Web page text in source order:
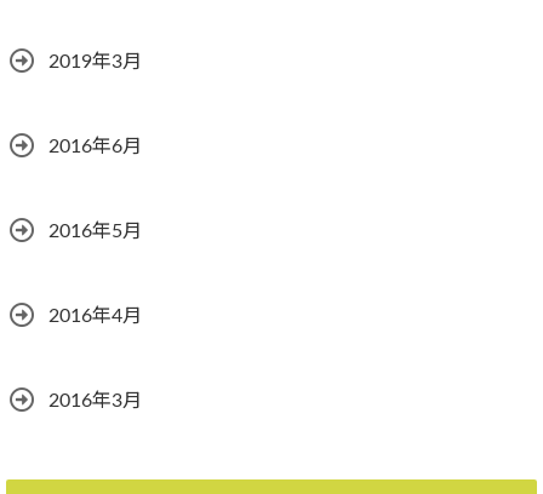
2019年3月
2016年6月
2016年5月
2016年4月
2016年3月